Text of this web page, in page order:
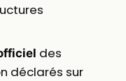
des
déclarés sur